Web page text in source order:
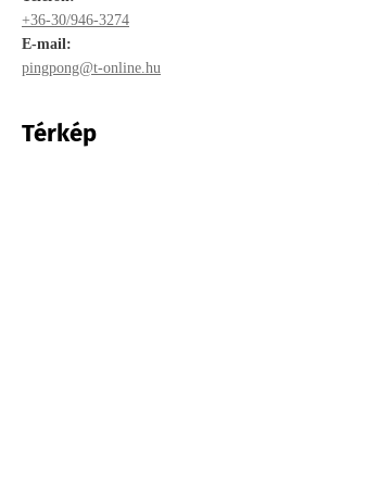
+36-30/946-3274
E-mail:
pingpong@t-online.hu
Térkép